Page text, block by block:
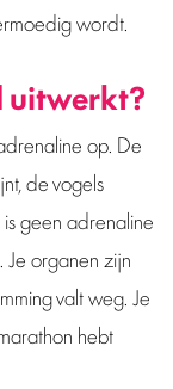
wordt.
uitwerkt?
op. De
de vogels
geen adrenaline
organen zijn
valt weg. Je
hebt